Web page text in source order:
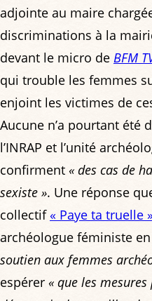
adjointe au maire
discriminations à la
devant le micro de BFM
qui trouble les femmes
enjoint les victimes de
Aucune n’a pourtant été
l’INRAP et l’unité
confirment « des cas de
sexiste ». Une réponse
collectif« Paye ta truelle
archéologue féministe
soutien aux femmes
espérer « que les